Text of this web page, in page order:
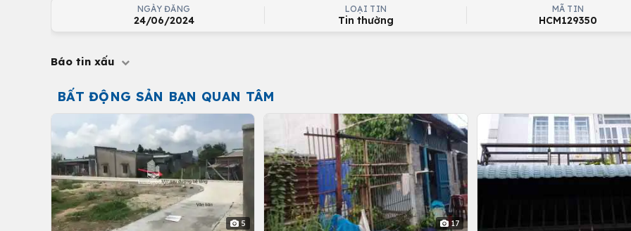
NGÀY ĐĂNG
24/06/2024
LOẠI TIN
Tin thường
MÃ TIN
HCM129350
Báo tin xấu
BẤT ĐỘNG SẢN BẠN QUAN TÂM
5 17